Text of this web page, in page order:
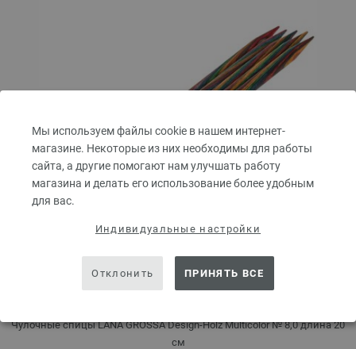
Мы используем файлы cookie в нашем интернет-
магазине. Некоторые из них необходимы для работы
сайта, а другие помогают нам улучшать работу
магазина и делать его использование более удобным
для вас.
Индивидуальные настройки
Отклонить ПРИНЯТЬ ВСЕ
Чулочные спицы Design-Holz Multicolor № 8,0
длина 20 см
Чулочные спицы LANA GROSSA Design-Holz Multicolor № 8,0 длина 20
см